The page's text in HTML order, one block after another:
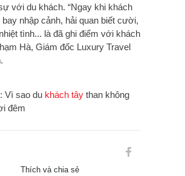
với du khách. “Ngay khi khách
nhập cảnh, hải quan biết cười,
tình... là đã ghi điểm với khách
Hà, Giám đốc Luxury Travel
Vì sao du khách tây than không
đêm
Thích và chia sẻ